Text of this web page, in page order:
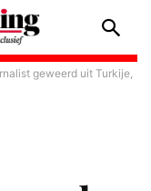
geweerd uit Turkije,